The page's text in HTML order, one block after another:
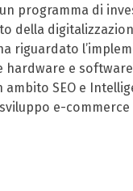
programma di
della
riguardato
e
ambito SEO e
sviluppo e-commerce